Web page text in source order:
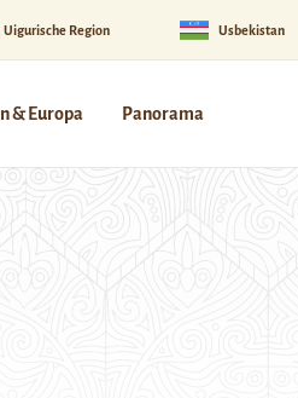
Uigurische Region Usbekistan
& Europa Panorama